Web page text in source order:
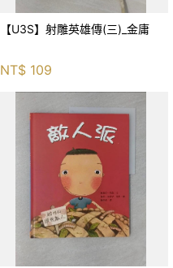
【U3S】射雕英雄傳(三)_金庸
NT$ 109